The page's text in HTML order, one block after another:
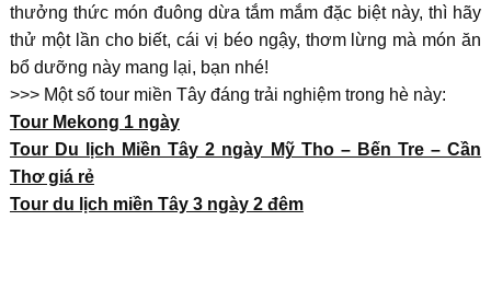
thưởng thức món đuông dừa tắm mắm đặc biệt này, thì hãy
thử một lần cho biết, cái vị béo ngậy, thơm lừng mà món ăn
bổ dưỡng này mang lại, bạn nhé!
>>> Một số tour miền Tây đáng trải nghiệm trong hè này:
Tour Mekong 1 ngày
Tour Du lịch Miền Tây 2 ngày Mỹ Tho – Bến Tre – Cần
Thơ giá rẻ
Tour du lịch miền Tây 3 ngày 2 đêm